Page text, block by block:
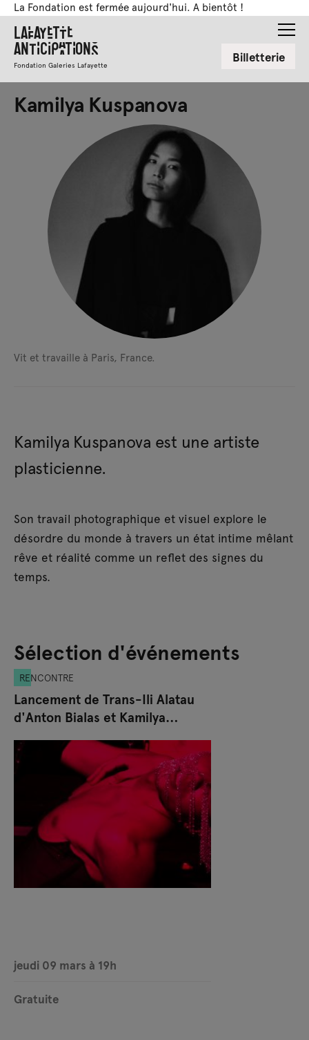
La Fondation est fermée aujourd'hui. A bientôt !
Lafayette
Anticipations
Fondation Galeries Lafayette Billetterie
Kamilya Kuspanova
Vit et travaille à Paris, France.
Kamilya Kuspanova est une artiste
plasticienne.
Son travail photographique et visuel explore le
désordre du monde à travers un état intime mêlant
rêve et réalité comme un reflet des signes du
temps.
Sélection d'événements
RENCONTRE
Lancement de Trans-Ili Alatau
d'Anton Bialas et Kamilya
jeudi 09 mars à 19h
Gratuite